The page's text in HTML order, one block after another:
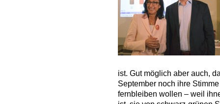
ist. Gut möglich aber auch,
September noch ihre
fernbleiben wollen – weil